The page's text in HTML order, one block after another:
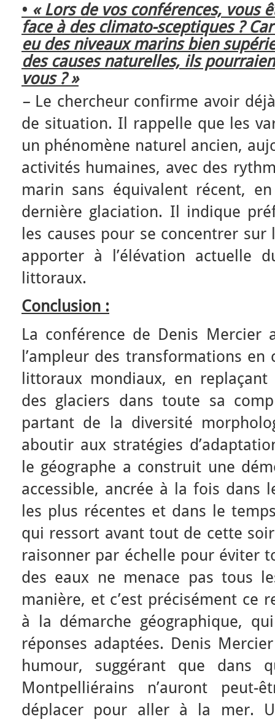
• « Lors de vos conférences, vous
face à des climato-sceptiques ?
eu des niveaux marins bien
des causes naturelles, ils
vous ? »
– Le chercheur confirme avoir
de situation. Il rappelle que les
un phénomène naturel ancien,
activités humaines, avec des
marin sans équivalent récent,
dernière glaciation. Il indique
les causes pour se concentrer
apporter à l’élévation actuelle
littoraux.
Conclusion :
La conférence de Denis Mercier
l’ampleur des transformations
littoraux mondiaux, en
des glaciers dans toute sa
partant de la diversité
aboutir aux stratégies
le géographe a construit une
accessible, ancrée à la fois dans
les plus récentes et dans le
qui ressort avant tout de cette
raisonner par échelle pour éviter
des eaux ne menace pas tous
manière, et c’est précisément ce
à la démarche géographique,
réponses adaptées. Denis
humour, suggérant que dans
Montpelliérains n’auront
déplacer pour aller à la mer.